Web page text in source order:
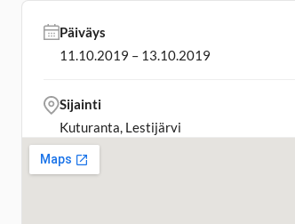
Päiväys
11.10.2019 – 13.10.2019
Sijainti
Kuturanta, Lestijärvi